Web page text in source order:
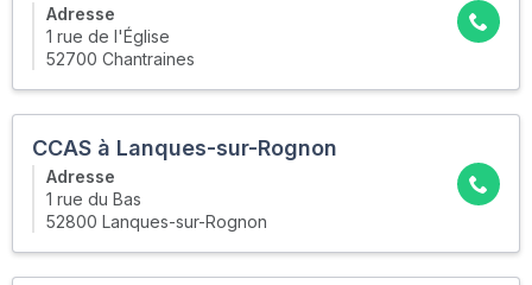
Adresse
1 rue de l'Église
52700 Chantraines
CCAS à Lanques-sur-Rognon
Adresse
1 rue du Bas
52800 Lanques-sur-Rognon